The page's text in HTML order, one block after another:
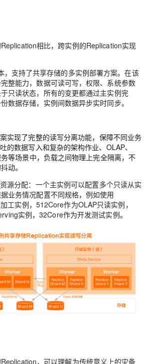
相比，跨实例的Replication实现
，支持了共享存储的多实例部署方案。在该
整能力，数据可读可写，权限、系统参数
只读状态，所有的变更都通过主实例完
数据存储，实例间数据异步实时同步。
实现了完整的读写分离功能，保障不同业务
的数据写入和复杂的架构作业、OLAP、
等场景中，负载之间物理上完全隔离，不
动。
源分配：一个主实例可以配置多个只读从实
业务情况配置不同规格，例如使用
工实例，512Core作为OLAP只读实例，
实例，32Core作为开发测试实例。
，可以理解为传统意义上的灾备